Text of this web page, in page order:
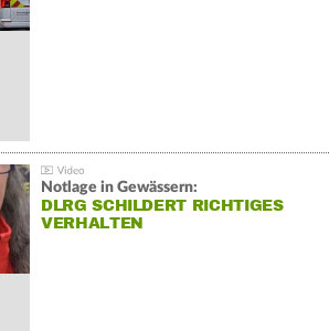
Notlage in Gewässern:
DLRG SCHILDERT RICHTIGES
VERHALTEN